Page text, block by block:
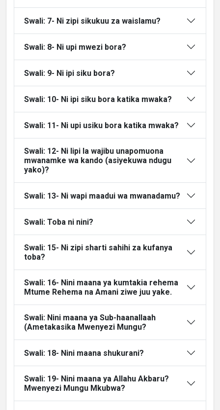
Swali: 7- Ni zipi sikukuu za waislamu?
Swali: 8- Ni upi mwezi bora?
Swali: 9- Ni ipi siku bora?
Swali: 10- Ni ipi siku bora katika mwaka?
Swali: 11- Ni upi usiku bora katika mwaka?
Swali: 12- Ni lipi la wajibu unapomuona
mwanamke wa kando (asiyekuwa ndugu
yako)?
Swali: 13- Ni wapi maadui wa mwanadamu?
Swali: Toba ni nini?
Swali: 15- Ni zipi sharti sahihi za kufanya
toba?
Swali: 16- Nini maana ya kumtakia rehema
Mtume Rehema na Amani ziwe juu yake.
Swali: Nini maana ya Sub-haanallaah
(Ametakasika Mwenyezi Mungu?
Swali: 18- Nini maana shukurani?
Swali: 19- Nini maana ya Allahu Akbaru?
Mwenyezi Mungu Mkubwa?